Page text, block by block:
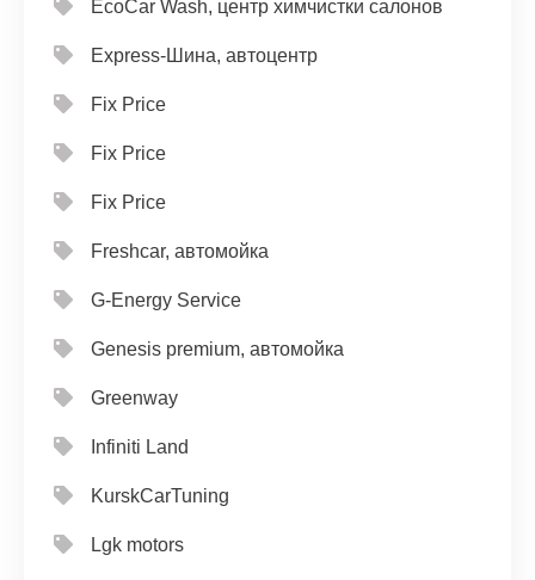
EcoCar Wash, центр химчистки салонов
Express-Шина, автоцентр
Fix Price
Fix Price
Fix Price
Freshcar, автомойка
G-Energy Service
Genesis premium, автомойка
Greenway
Infiniti Land
KurskCarTuning
Lgk motors